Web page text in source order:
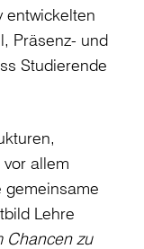
entwickelten
Präsenz- und
Studierende
allem
gemeinsame
Lehre
Chancen zu